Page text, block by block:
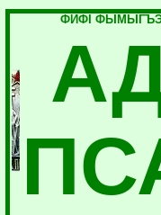
ФИФI